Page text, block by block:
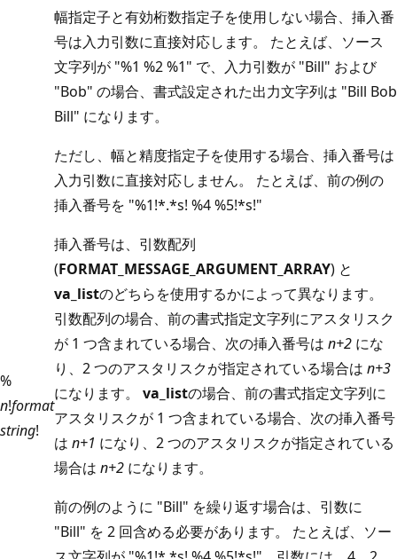
%
n!format
string!
幅指定子と有効桁数指定子を使用しない場合、挿入番
号は入力引数に直接対応します。 たとえば、ソース
文字列が "%1 %2 %1" で、入力引数が "Bill" および
"Bob" の場合、書式設定された出力文字列は "Bill Bob
Bill" になります。
ただし、幅と精度指定子を使用する場合、挿入番号は
入力引数に直接対応しません。 たとえば、前の例の
挿入番号を "%1!*.*s! %4 %5!*s!"
挿入番号は、引数配列
(FORMAT_MESSAGE_ARGUMENT_ARRAY) と
va_listのどちらを使用するかによって異なります。
引数配列の場合、前の書式指定文字列にアスタリスク
が 1 つ含まれている場合、次の挿入番号は n+2 にな
り、2 つのアスタリスクが指定されている場合は n+3
になります。 va_listの場合、前の書式指定文字列に
アスタリスクが 1 つ含まれている場合、次の挿入番号
は n+1 になり、2 つのアスタリスクが指定されている
場合は n+2 になります。
前の例のように "Bill" を繰り返す場合は、引数に
"Bill" を 2 回含める必要があります。 たとえば、ソー